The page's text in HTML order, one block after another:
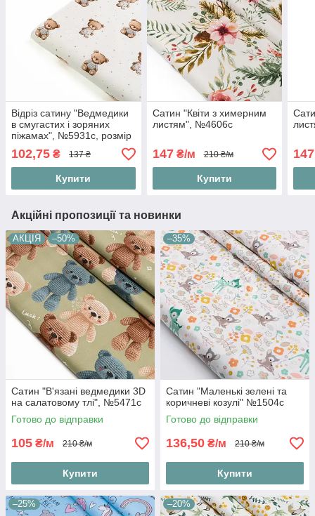
Відріз сатину "Ведмедики
в смугастих і зоряних
піжамах", №5931с, розмір
65*160 см
102,75 ₴ 137 ₴
Купити
Сатин "Квіти з химерним
листям", №4606с
147₴/м 210 ₴/м
Купити
147
Акційні пропозиції та новинки
АКЦІЯ –50%
Сатин "В'язані ведмедики 3D
на салатовому тлі", №5471с
Готово до відправки
105 ₴/м 210 ₴/м
Купити
–35%
Сатин "Маленькі зелені та
коричневі козулі" №1504с
Готово до відправки
136,50 ₴/м 210 ₴/м
Купити
–25% –20%